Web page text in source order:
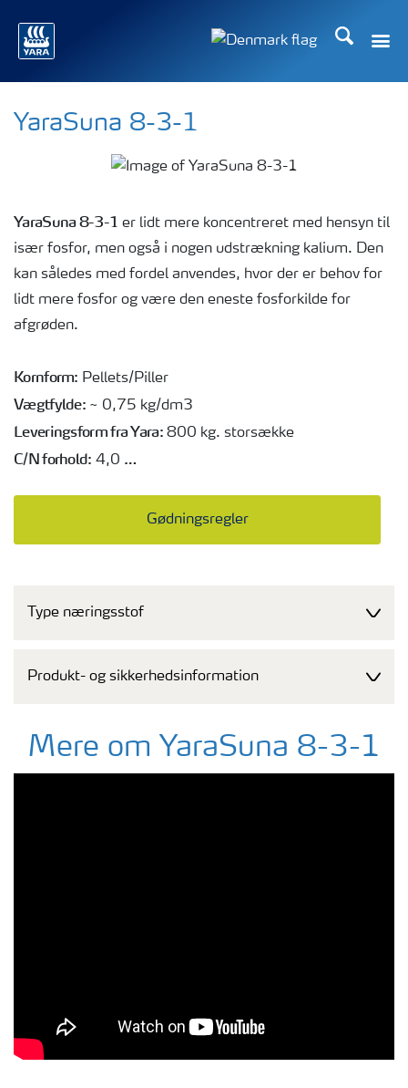
Søg
YaraSuna 8-3-1
YaraSuna 8-3-1 er lidt mere koncentreret med hensyn til
især fosfor, men også i nogen udstrækning kalium. Den
kan således med fordel anvendes, hvor der er behov for
lidt mere fosfor og være den eneste fosforkilde for
afgrøden.
Kornform: Pellets/Piller
Vægtfylde: ~ 0,75 kg/dm3
Leveringsform fra Yara: 800 kg. storsække
C/N forhold: 4,0
Landbrugsstyrelsens produktnummer:
Gødningsregler
Type næringsstof
Produkt- og sikkerhedsinformation
Mere om YaraSuna 8-3-1